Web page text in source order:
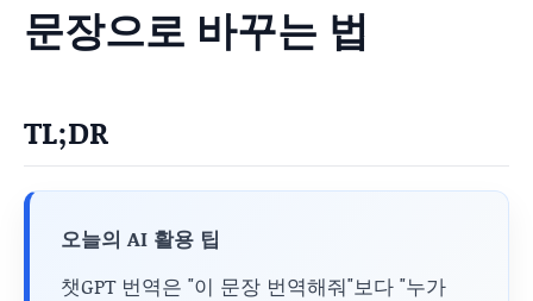
문장으로 바꾸는 법
TL;DR
오늘의 AI 활용 팁
챗GPT 번역은 "이 문장 번역해줘"보다 "누가